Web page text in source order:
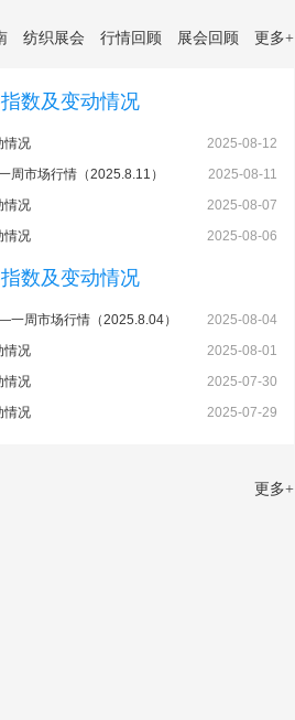
纺织展会 行情回顾 展会回顾 更多+
数及变动情况
2025-08-12
情况
2025-08-11
市场行情（2025.8.11）
2025-08-07
情况
2025-08-06
情况
数及变动情况
2025-08-04
周市场行情（2025.8.04）
2025-08-01
情况
2025-07-30
情况
2025-07-29
情况
更多+